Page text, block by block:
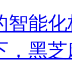
智能
，黑